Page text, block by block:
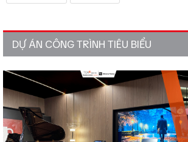
DỰ ÁN CÔNG TRÌNH TIÊU BIỂU